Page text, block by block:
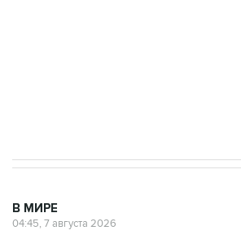
В МИРЕ
04:45, 7 августа 2026